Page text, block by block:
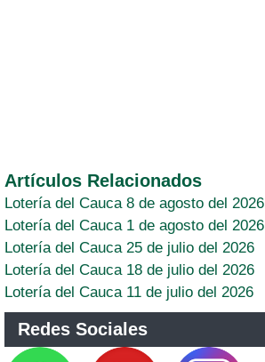
Artículos Relacionados
Lotería del Cauca 8 de agosto del 2026
Lotería del Cauca 1 de agosto del 2026
Lotería del Cauca 25 de julio del 2026
Lotería del Cauca 18 de julio del 2026
Lotería del Cauca 11 de julio del 2026
Redes Sociales